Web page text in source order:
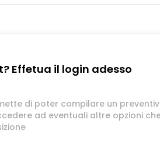
Effetua il login adesso
di poter compilare un
ad eventuali altre opzioni